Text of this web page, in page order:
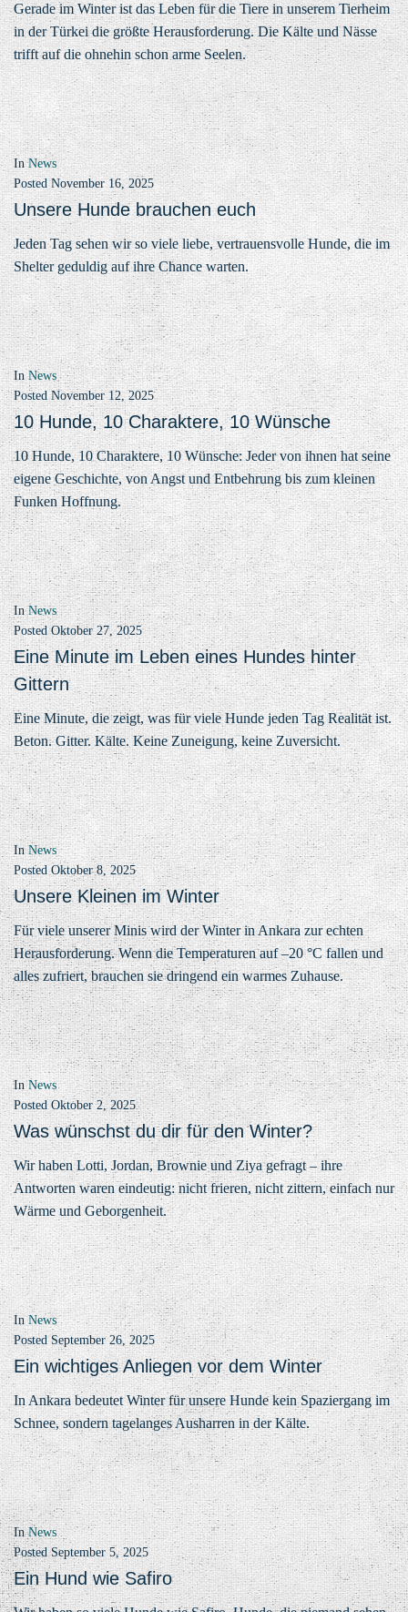
Gerade im Winter ist das Leben für die Tiere in unserem Tierheim
in der Türkei die größte Herausforderung. Die Kälte und Nässe
trifft auf die ohnehin schon arme Seelen.
InNews
PostedNovember 16, 2025
Unsere Hunde brauchen euch
Jeden Tag sehen wir so viele liebe, vertrauensvolle Hunde, die im
Shelter geduldig auf ihre Chance warten.
In News
PostedNovember 12, 2025
10 Hunde, 10 Charaktere, 10 Wünsche
10 Hunde, 10 Charaktere, 10 Wünsche: Jeder von ihnen hat seine
eigene Geschichte, von Angst und Entbehrung bis zum kleinen
Funken Hoffnung.
InNews
PostedOktober 27, 2025
Eine Minute im Leben eines Hundes hinter
Gittern
Eine Minute, die zeigt, was für viele Hunde jeden Tag Realität ist.
Beton. Gitter. Kälte. Keine Zuneigung, keine Zuversicht.
In News
PostedOktober 8, 2025
Unsere Kleinen im Winter
Für viele unserer Minis wird der Winter in Ankara zur echten
Herausforderung. Wenn die Temperaturen auf –20 °C fallen und
alles zufriert, brauchen sie dringend ein warmes Zuhause.
InNews
Posted Oktober 2, 2025
Was wünschst du dir für den Winter?
Wir haben Lotti, Jordan, Brownie und Ziya gefragt – ihre
Antworten waren eindeutig: nicht frieren, nicht zittern, einfach nur
Wärme und Geborgenheit.
In News
PostedSeptember 26, 2025
Ein wichtiges Anliegen vor dem Winter
In Ankara bedeutet Winter für unsere Hunde kein Spaziergang im
Schnee, sondern tagelanges Ausharren in der Kälte.
InNews
PostedSeptember 5, 2025
Ein Hund wie Safiro